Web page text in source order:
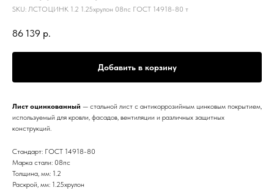
SKU: ЛСТОЦИНК 1.2 1.25хрулон 08пс ГОСТ 14918-80 т
86 139 р.
Добавить в корзину
Лист оцинкованный — стальной лист с антикоррозийным цинковым покрытием,
используемый для кровли, фасадов, вентиляции и различных защитных
конструкций.
Стандарт: ГОСТ 14918-80
Марка стали: 08пс
Толщина, мм: 1.2
Раскрой, мм: 1.25хрулон